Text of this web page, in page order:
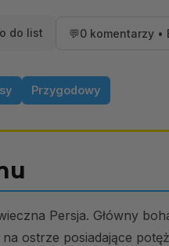
do list 💬0 komentarzy •
Przygodowy
Persja. Główny
ostrze posiadające